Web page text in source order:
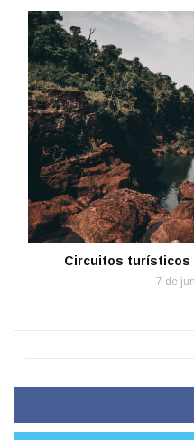
Circuitos turísticos
7 de